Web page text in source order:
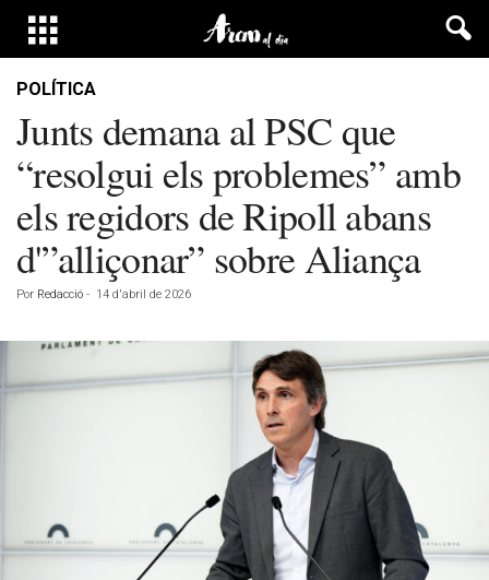
POLÍTICA
Junts demana al PSC que
“resolgui els problemes” amb
els regidors de Ripoll abans
d'”alliçonar” sobre Aliança
Por Redacció - 14 d'abril de 2026